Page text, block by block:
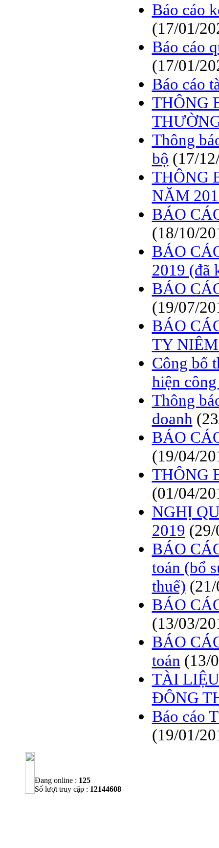
Báo cáo
(17/01/
Báo cáo
(17/01/
Báo cáo
THÔNG
Thông
bộ (17/
THÔNG
NĂM
BÁO
(18/10/
BÁO
2019 (đã
BÁO
(19/07/
BÁO
TY
Công bố
hiện
Thông
doanh
BÁO
(19/04/
THÔNG
(01/04/
NGHỊ
2019
BÁO
toán (bổ
thuế)
BÁO
(13/03/
BÁO
toán (13/
TÀI
ĐÔNG
Báo cáo
(19/01/
Đang online : 125
Số lượt truy cập : 12144608